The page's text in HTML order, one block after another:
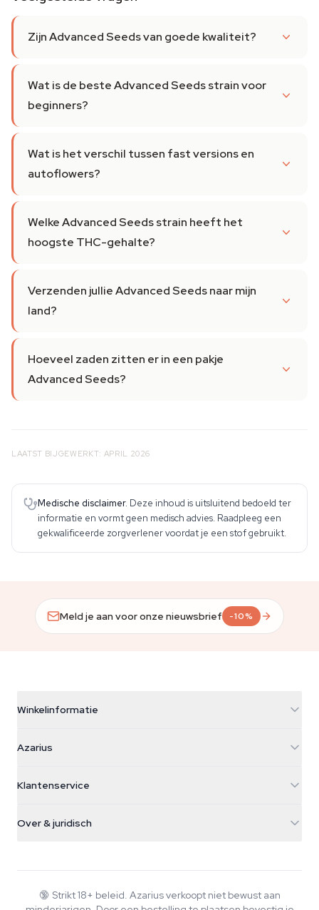
Zijn Advanced Seeds van goede kwaliteit?
Wat is de beste Advanced Seeds strain voor
beginners?
Wat is het verschil tussen fast versions en
autoflowers?
Welke Advanced Seeds strain heeft het
hoogste THC-gehalte?
Verzenden jullie Advanced Seeds naar mijn
land?
Hoeveel zaden zitten er in een pakje
Advanced Seeds?
LAATST BIJGEWERKT: APRIL 2026
Medische disclaimer. Deze inhoud is uitsluitend bedoeld ter
informatie en vormt geen medisch advies. Raadpleeg een
gekwalificeerde zorgverlener voordat je een stof gebruikt.
Meld je aan voor onze nieuwsbrief -10%
Winkelinformatie
Galvaniweg 11
Nederland
+31(0)204897914
Azarius
Smokeshop
Klantenservice
Retourbeleid
Veelgestelde vragen
Over & juridisch
Wiki
🔞 Strikt 18+ beleid. Azarius verkoopt niet bewust aan